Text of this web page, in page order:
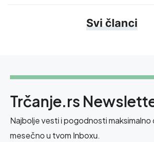
Svi članci
Trčanje.rs
Najbolje vesti i pogodnosti maksimalno
mesečno u tvom Inboxu.